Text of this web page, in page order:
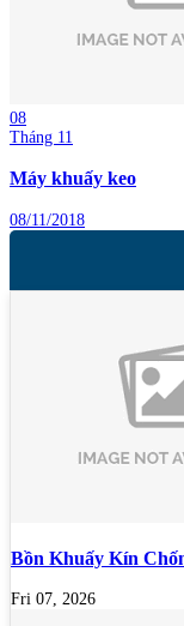
08
Tháng 11
Máy khuấy keo
08/11/2018
Bồn Khuấy Kín
Fri 07, 2026